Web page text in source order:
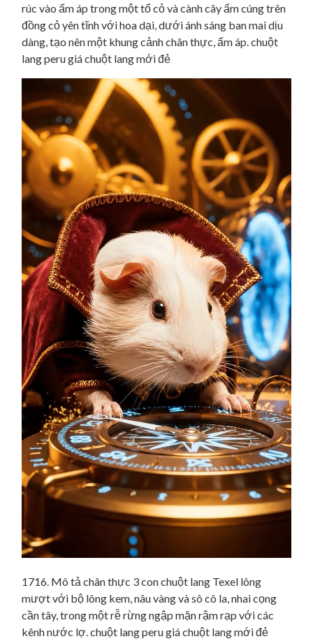
rúc vào ấm áp trong một tổ cỏ và cành cây ấm cúng trên
đồng cỏ yên tĩnh với hoa dại, dưới ánh sáng ban mai dịu
dàng, tạo nên một khung cảnh chân thực, ấm áp. chuột
lang peru giá chuột lang mới đẻ
1716. Mô tả chân thực 3 con chuột lang Texel lông
mượt với bộ lông kem, nâu vàng và sô cô la, nhai cọng
cần tây, trong một rễ rừng ngập mặn rậm rạp với các
kênh nước lợ. chuột lang peru giá chuột lang mới đẻ